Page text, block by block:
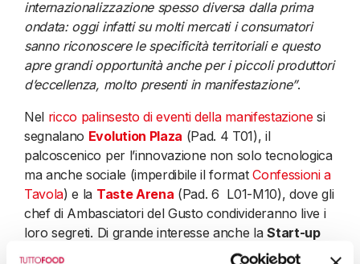
internazionalizzazione spesso diversa dalla prima
ondata: oggi infatti su molti mercati i consumatori
sanno riconoscere le specificità territoriali e questo
apre grandi opportunità anche per i piccoli produttori
d’eccellenza, molto presenti in manifestazione”.
Nel ricco palinsesto di eventi della manifestazionesi
segnalano Evolution Plaza (Pad. 4 T01), il
palcoscenico per l’innovazione non solo tecnologica
ma anche sociale (imperdibile il formatConfessioni a
Tavola) e la Taste Arena (Pad. 6 L01-M10), dove gli
chef di Ambasciatori del Gusto condivideranno live i
loro segreti. Di grande interesse anche laStart-up
dedicata all’innovazione più hi-tech le finali dei